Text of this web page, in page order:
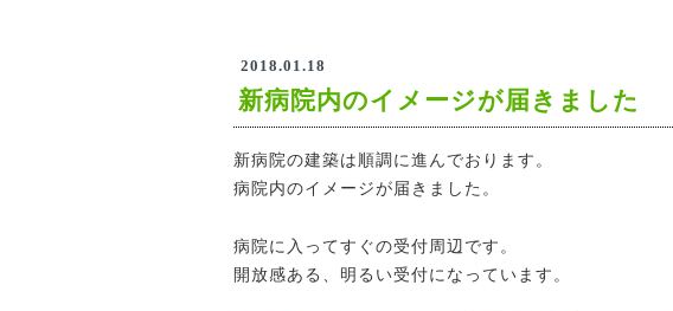
2018.01.18
新病院内のイメージが届きました
新病院の建築は順調に進んでおります。
病院内のイメージが届きました。
病院に入ってすぐの受付周辺です。
開放感ある、明るい受付になっています。